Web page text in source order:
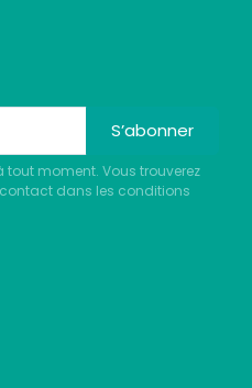
S’abonner
tout moment. Vous trouverez
dans les conditions